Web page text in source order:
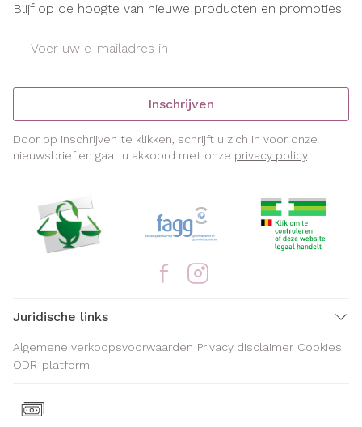
Blijf op de hoogte van nieuwe producten en promoties
Inschrijven
Door op inschrijven te klikken, schrijft u zich in voor onze
nieuwsbrief en gaat u akkoord met onze privacy policy.
Juridische links
Algemene verkoopsvoorwaarden Privacy disclaimer Cookies
ODR-platform